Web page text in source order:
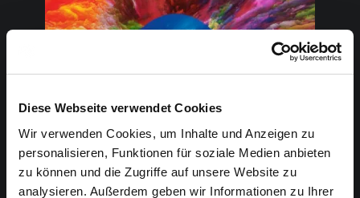
Diese Webseite verwendet Cookies
Wir verwenden Cookies, um Inhalte und Anzeigen zu
personalisieren, Funktionen für soziale Medien anbieten
zu können und die Zugriffe auf unsere Website zu
analysieren. Außerdem geben wir Informationen zu Ihrer